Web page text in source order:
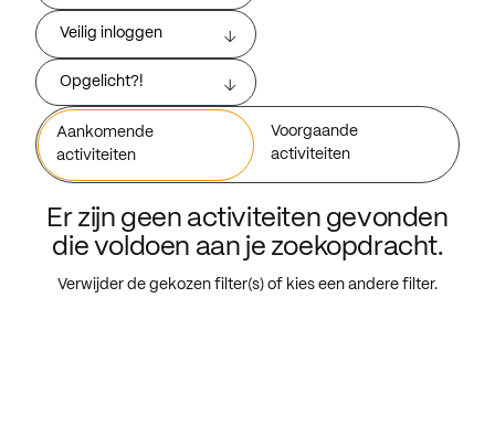
Veilig inloggen
Opgelicht?!
Aankomende
activiteiten
Voorgaande
activiteiten
Er zijn geen activiteiten gevonden
die voldoen aan je zoekopdracht.
Verwijder de gekozen filter(s) of kies een andere filter.